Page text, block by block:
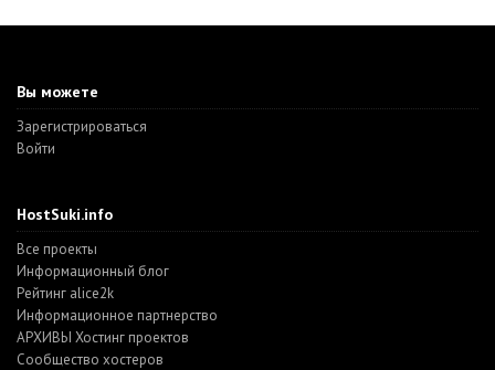
Вы можете
Зарегистрироваться
Войти
HostSuki.info
Все проекты
Информационный блог
Рейтинг alice2k
Информационное партнерство
АРХИВЫ Хостинг проектов
Cообщество хостеров